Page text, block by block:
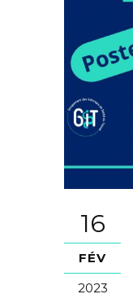
16
FÉV
2023